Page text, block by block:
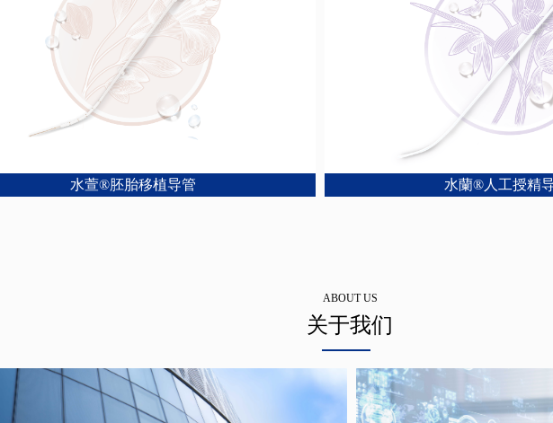
水萱®胚胎移植导管 水蘭®人工授精导管
ABOUT US
关于我们